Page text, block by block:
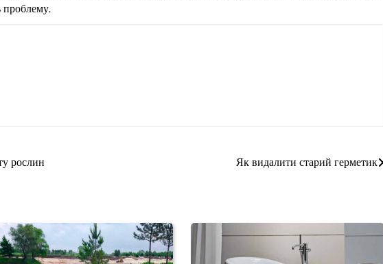
проблему.
рослин Як видалити старий герметик